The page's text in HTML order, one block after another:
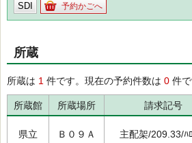
SDI 予約かごへ
所蔵
所蔵は 1 件です。現在の予約件数は 0 件で
所蔵館 所蔵場所 請求記号
県立 Ｂ０９Ａ 主配架/209.33/ﾊ